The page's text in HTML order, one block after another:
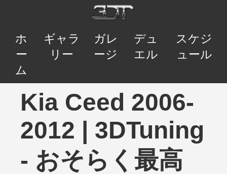
ホ
ー
ム
ギャラ
リー
ガレ
ージ
デュ
エル
スケジ
ュール
Kia Ceed 2006-
2012 | 3DTuning
- おそらく最高